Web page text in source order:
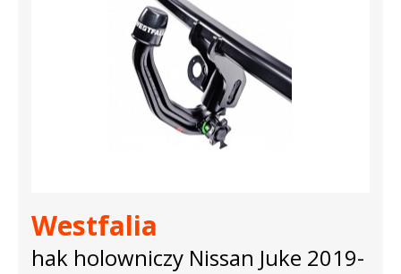
Westfalia
hak holowniczy Nissan Juke 2019-